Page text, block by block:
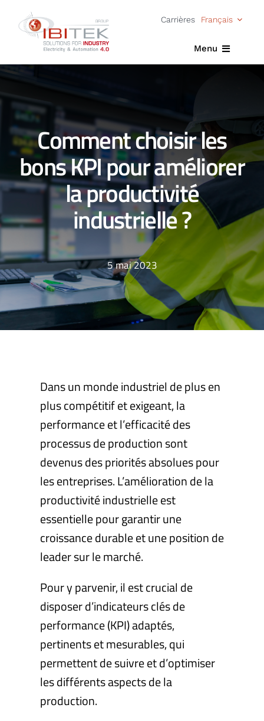
Passer
Carrières Français
Menu
Expertise
Solutions
Actualités
À propos
Comment choisir les
bons KPI pour améliorer
la productivité
industrielle ?
5 mai 2023
Dans un monde industriel de plus en
plus compétitif et exigeant, la
performance et l’efficacité des
processus de production sont
devenus des priorités absolues pour
les entreprises. L’amélioration de la
productivité industrielle est
essentielle pour garantir une
croissance durable et une position de
leader sur le marché.
Pour y parvenir, il est crucial de
disposer d’indicateurs clés de
performance (KPI) adaptés,
pertinents et mesurables, qui
permettent de suivre et d’optimiser
les différents aspects de la
production.